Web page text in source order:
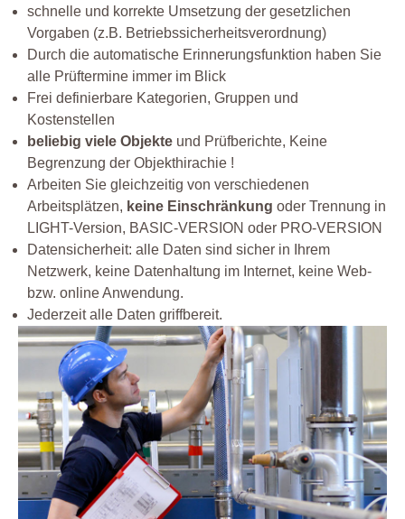
schnelle und korrekte Umsetzung der gesetzlichen
Vorgaben (z.B. Betriebssicherheitsverordnung)
Durch die automatische Erinnerungsfunktion haben Sie
alle Prüftermine immer im Blick
Frei definierbare Kategorien, Gruppen und
Kostenstellen
beliebig viele Objekte und Prüfberichte, Keine
Begrenzung der Objekthirachie !
Arbeiten Sie gleichzeitig von verschiedenen
Arbeitsplätzen, keine Einschränkung oder Trennung in
LIGHT-Version, BASIC-VERSION oder PRO-VERSION
Datensicherheit: alle Daten sind sicher in Ihrem
Netzwerk, keine Datenhaltung im Internet, keine Web-
bzw. online Anwendung.
Jederzeit alle Daten griffbereit.